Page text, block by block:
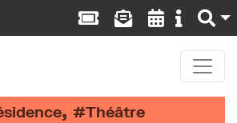
, Théâtre